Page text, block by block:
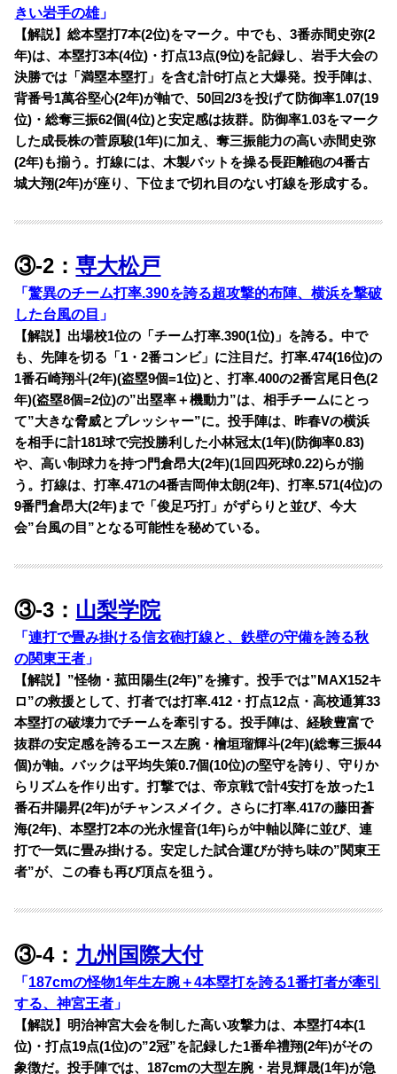
きい岩手の雄」
【解説】総本塁打7本(2位)をマーク。中でも、3番赤間史弥(2
年)は、本塁打3本(4位)・打点13点(9位)を記録し、岩手大会の
決勝では「満塁本塁打」を含む計6打点と大爆発。投手陣は、
背番号1萬谷堅心(2年)が軸で、50回2/3を投げて防御率1.07(19
位)・総奪三振62個(4位)と安定感は抜群。防御率1.03をマーク
した成長株の菅原駿(1年)に加え、奪三振能力の高い赤間史弥
(2年)も揃う。打線には、木製バットを操る長距離砲の4番古
城大翔(2年)が座り、下位まで切れ目のない打線を形成する。
③-2：専大松戸
「驚異のチーム打率.390を誇る超攻撃的布陣、横浜を撃破
した台風の目 」
【解説】出場校1位の「チーム打率.390(1位)」を誇る。中で
も、先陣を切る「1・2番コンビ」に注目だ。打率.474(16位)の
1番石崎翔斗(2年)(盗塁9個=1位)と、打率.400の2番宮尾日色(2
年)(盗塁8個=2位)の”出塁率＋機動力”は、相手チームにとっ
て”大きな脅威とプレッシャー”に。投手陣は、昨春Vの横浜
を相手に計181球で完投勝利した小林冠太(1年)(防御率0.83)
や、高い制球力を持つ門倉昂大(2年)(1回四死球0.22)らが揃
う。打線は、打率.471の4番吉岡伸太朗(2年)、打率.571(4位)の
9番門倉昂大(2年)まで「俊足巧打」がずらりと並び、今大
会”台風の目”となる可能性を秘めている。
③-3： 山梨学院
「連打で畳み掛ける信玄砲打線と、鉄壁の守備を誇る秋
の関東王者 」
【解説】”怪物・菰田陽生(2年)”を擁す。投手では”MAX152キ
ロ”の救援として、打者では打率.412・打点12点・高校通算33
本塁打の破壊力でチームを牽引する。投手陣は、経験豊富で
抜群の安定感を誇るエース左腕・檜垣瑠輝斗(2年)(総奪三振44
個)が軸。バックは平均失策0.7個(10位)の堅守を誇り、守りか
らリズムを作り出す。打撃では、帝京戦で計4安打を放った1
番石井陽昇(2年)がチャンスメイク。さらに打率.417の藤田蒼
海(2年)、本塁打2本の光永惺音(1年)らが中軸以降に並び、連
打で一気に畳み掛ける。安定した試合運びが持ち味の”関東王
者”が、この春も再び頂点を狙う。
③-4： 九州国際大付
「187cmの怪物1年生左腕＋4本塁打を誇る1番打者が牽引
する、神宮王者 」
【解説】明治神宮大会を制した高い攻撃力は、本塁打4本(1
位)・打点19点(1位)の”2冠”を記録した1番牟禮翔(2年)がその
象徴だ。投手陣では、187cmの大型左腕・岩見輝晟(1年)が急